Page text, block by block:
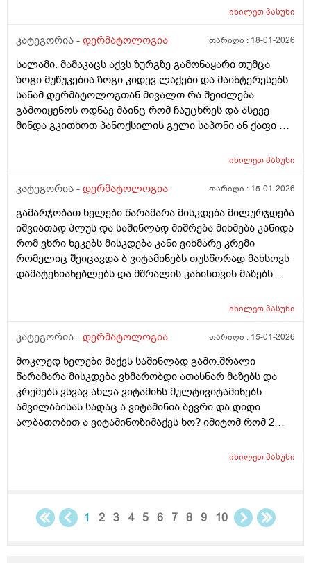
გამჭროდა და რაგაცა მაგრამ ეს პატარა მერე
თხლად კანზე რა შეიძლება იყოს
იხილეთპასუხი
კატეგორია - დერმატოლოგია თარიღი : 18-01-2026
სალამი. მამაკაცს აქვს ზურგზე გამონაყარი თუმცა
ზოგი მუწუკებია ზოგი კიდევ ლაქები და მაინტერესებს
სანამ დერმატოლოგთან მივალთ რა შეიძლება
გამოიყენოს ოდნავ მაინც რომ ჩაუცხრეს და ასევე
მინდა გკითხოთ პანოქსილის გელი საპონი ან ქაფი თუ
იხილეთპასუხი
კატეგორია - დერმატოლოგია თარიღი : 15-01-2026
გამარჯობათ ხელები წარამარა მისკდება მილურჯდება
იშვიათად პლუს და საშინლად მიშრება მიხმება კანიდა
რომ ვხრი ხეკებს მისკდება კანი ვიხმარე კრემი
რომელიც შეიცავდა ბ ვიტამინებს თუსწორად მახსოვს
დამატენიანებლებს და მშრალის კანისთვის მაზებს
გამომწვევი მიზეზები ხშირი ხელების ბანვის გარდა და
გამომწვევი მიზეზები ან რა სხვა დაავადებები
კრემი
იხილეთპასუხი
კატეგორია - დერმატოლოგია თარიღი : 15-01-2026
მოკლედ ხელები მაქვს საშინლად გამო.შრალი
წარამარა მისკდება ვხმარობდი ათასნარ მაზებს და
კრემებს ვსვავ ახლა ვიტამინს მულტივიტამინებს
ამვილაბისას სადაც ა ვიტამინია ბევრი და დიდი
ალბათობით ა ვიტამინოზიმაქვს ხო? იმიტომ რომ 2
დაბანვაზე მიუხეშდება და მისკდება შემდეგ და არის
იხილეთპასუხი
1 2 3 4 5 6 7 8 9 10